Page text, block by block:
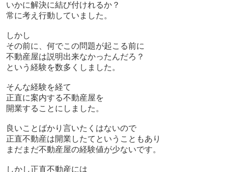
いかに解決に結び付けれるか？
常に考え行動していました。
しかし
その前に、何でこの問題が起こる前に
不動産屋は説明出来なかったんだろ？
という経験を数多くしました。
そんな経験を経て
正直に案内する不動産屋を
開業することにしました。
良いことばかり言いたくはないので
正直不動産は開業したてということもあり
まだまだ不動産屋の経験値が少ないです。
しかし正直不動産には